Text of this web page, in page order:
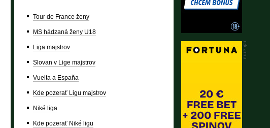
Tour de France ženy
MS hádzaná ženy U18
Liga majstrov
Slovan v Lige majstrov
Vuelta a España
Kde pozerať Ligu majstrov
Niké liga
Kde pozerať Niké ligu